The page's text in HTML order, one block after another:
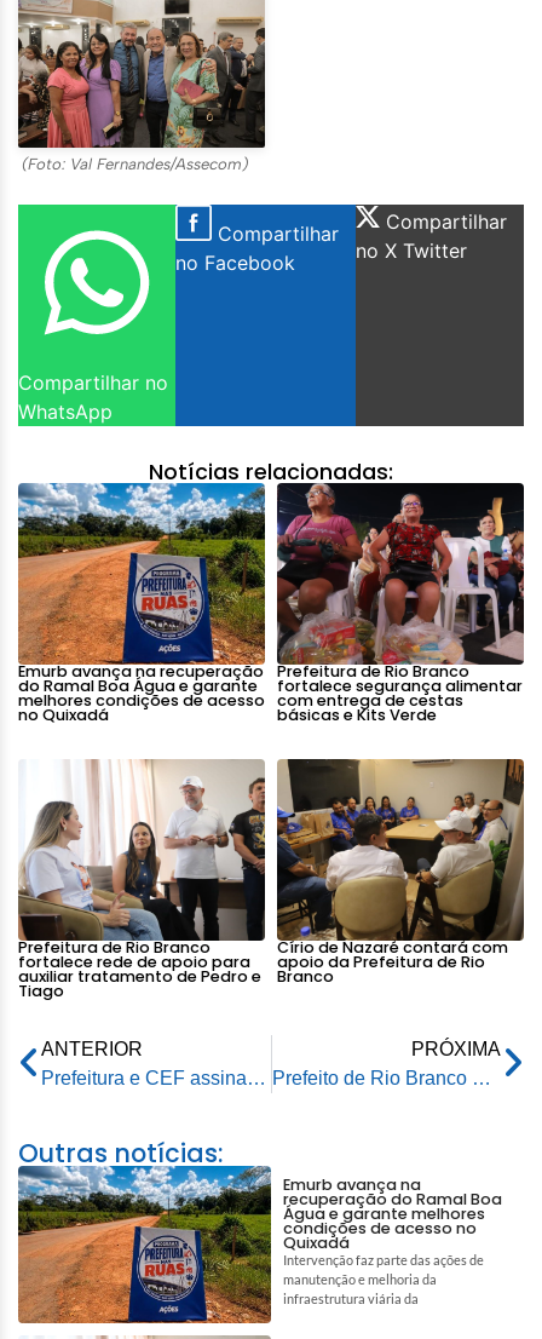
(Foto: Val Fernandes/Assecom)
Compartilhar no
WhatsApp
Compartilhar
no Facebook
Compartilhar
no X Twitter
Notícias relacionadas:
Emurb avança na recuperação
do Ramal Boa Água e garante
melhores condições de acesso
no Quixadá
Prefeitura de Rio Branco
fortalece segurança alimentar
com entrega de cestas
básicas e Kits Verde
Prefeitura de Rio Branco
fortalece rede de apoio para
auxiliar tratamento de Pedro e
Tiago
Círio de Nazaré contará com
apoio da Prefeitura de Rio
Branco
ANTERIOR
Prefeitura e CEF assinam termo para eficiência energética e melhorias na gestão pública
PRÓXIMA
Prefeito de Rio Branco prestigia 80 anos da Assembleia de Deus
Outras notícias:
Emurb avança na
recuperação do Ramal Boa
Água e garante melhores
condições de acesso no
Quixadá
Intervenção faz parte das ações de
manutenção e melhoria da
infraestrutura viária da